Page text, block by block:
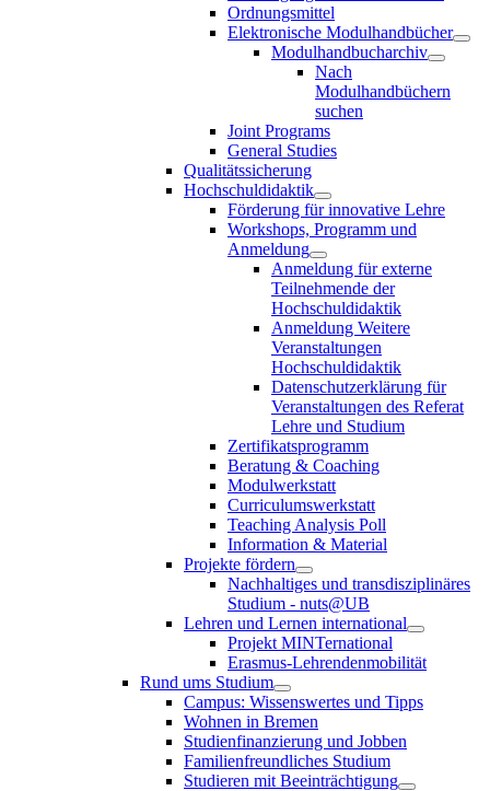
Ordnungsmittel
Elektronische Modulhandbücher
Modulhandbucharchiv
Nach
Modulhandbüchern
suchen
Joint Programs
General Studies
Qualitätssicherung
Hochschuldidaktik
Förderung für innovative Lehre
Workshops, Programm und
Anmeldung
Anmeldung für externe
Teilnehmende der
Hochschuldidaktik
Anmeldung Weitere
Veranstaltungen
Hochschuldidaktik
Datenschutzerklärung für
Veranstaltungen des Referat
Lehre und Studium
Zertifikatsprogramm
Beratung & Coaching
Modulwerkstatt
Curriculumswerkstatt
Teaching Analysis Poll
Information & Material
Projekte fördern
Nachhaltiges und transdisziplinäres
Studium - nuts@UB
Lehren und Lernen international
Projekt MINTernational
Erasmus-Lehrendenmobilität
Rund ums Studium
Campus: Wissenswertes und Tipps
Wohnen in Bremen
Studienfinanzierung und Jobben
Familienfreundliches Studium
Studieren mit Beeinträchtigung